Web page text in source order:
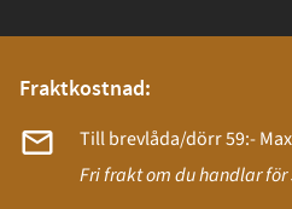
Fraktkostnad:
Till brevlåda/dörr 59:-
Fri frakt om du handlar för